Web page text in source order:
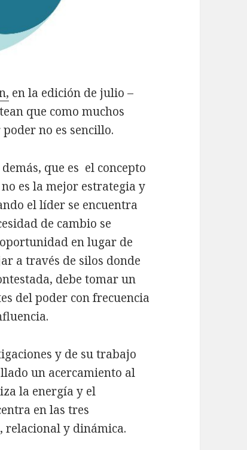
en la edición de julio –
que como muchos
no es sencillo.
que es el concepto
es la mejor estrategia y
el líder se encuentra
de cambio se
en lugar de
a través de silos donde
debe tomar un
del poder con frecuencia
y de su trabajo
un acercamiento al
la energía y el
en las tres
relacional y dinámica.